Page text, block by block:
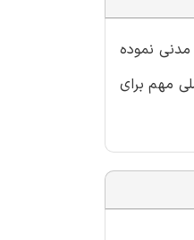
مدنی نموده
مهم برای